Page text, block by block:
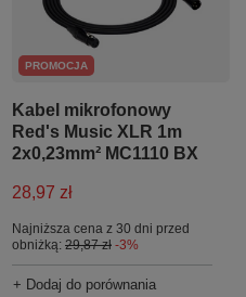
PROMOCJA
Kabel mikrofonowy
Red's Music XLR 1m
2x0,23mm² MC1110 BX
28,97 zł
Najniższa cena z 30 dni przed
obniżką: 29,87 zł -3%
+ Dodaj do porównania